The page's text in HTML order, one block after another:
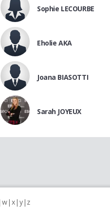
Sophie LECOURBE
Eholie AKA
Joana BIASOTTI
Sarah JOYEUX
w x y z